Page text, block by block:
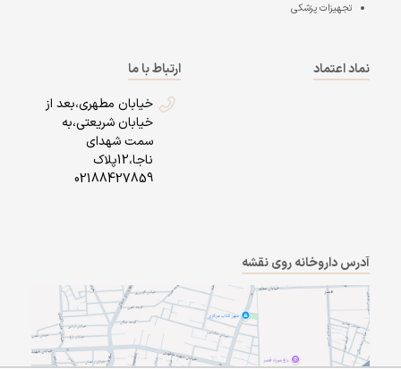
تجهیزات پزشکی
نماد اعتماد
ارتباط با ما
خیابان مطهری،بعد از
خیابان شریعتی،به
سمت شهدای
ناجا،12پلاک
02188427859
آدرس داروخانه روی نقشه